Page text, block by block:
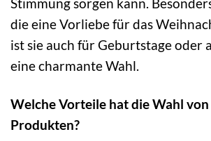
die eine Vorliebe für das
ist sie auch für Geburtstage oder
eine charmante Wahl.
Welche Vorteile hat die Wahl
Produkten?